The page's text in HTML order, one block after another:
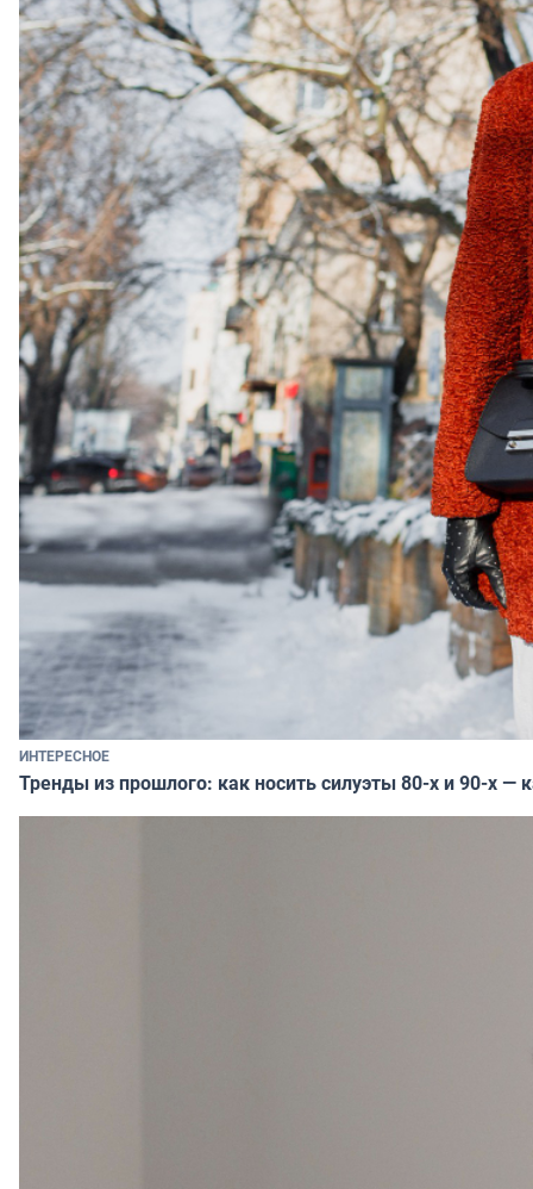
ИНТЕРЕСНОЕ
Тренды из прошлого: как носить силуэты 80-х и 90-х —